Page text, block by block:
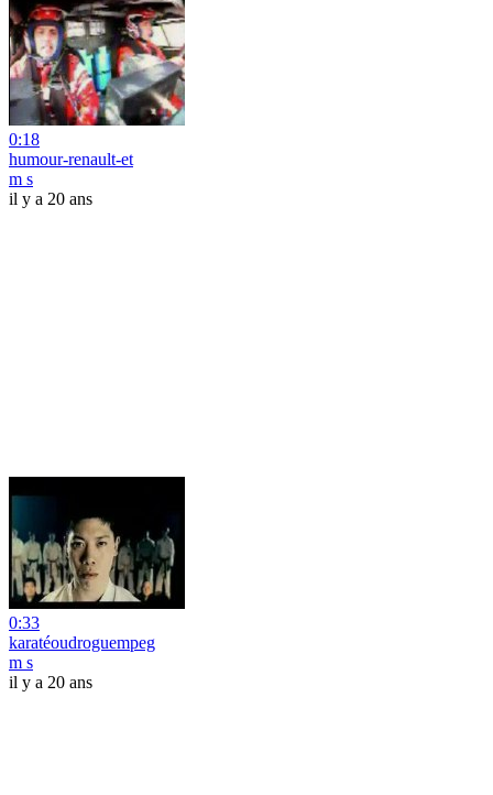
0:18
humour-renault-et
m s
il y a 20 ans
0:33
karatéoudroguempeg
m s
il y a 20 ans